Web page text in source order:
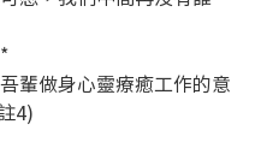
輩做身心靈療癒工作的意
4)